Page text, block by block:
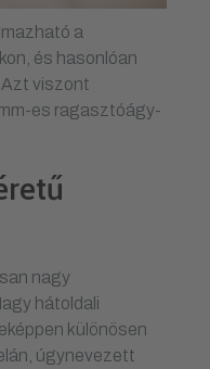
a
és hasonlóan
viszont
es ragasztóágy-
nagy
hátoldali
különösen
úgynevezett